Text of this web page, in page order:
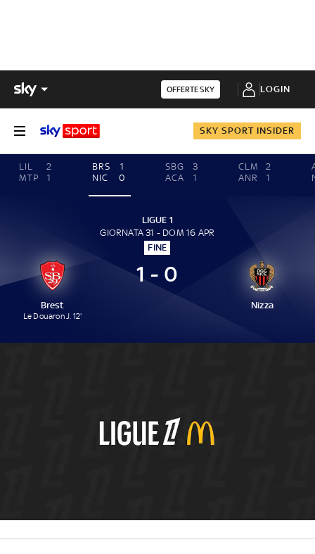
OFFERTE SKY LOGIN
SKY SPORT INSIDER
LIL
2
MTP
1
BRS
1
NIC
0
SBG
3
ACA
1
CLM
2
ANR
1
LIGUE 1
GIORNATA 31 - DOM 16 APR
FINE
Brest
Le Douaron J. 12'
1 - 0
Nizza
1 - 0